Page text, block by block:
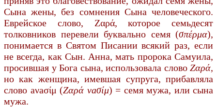
Сына жены, без сомнения Сына человеческого.
Еврейское слово, Ζαρά, которое семьдесят
толковников перевели буквально семя (σπέρμα),
понимается в Святом Писании всякий раз, если
не всегда, как Сын. Анна, мать пророка Самуила,
просившая у Бога сына, использовала слово Ζαρά,
но как женщина, имевшая суп­руга, прибавляла
слово аνаσίμ (Ζαρά νаσίμ) = семя мужа, или сына
мужа.